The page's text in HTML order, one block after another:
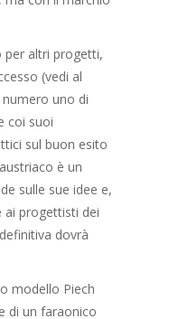
per altri progetti,
(vedi al
uno di
coi suoi
sul buon esito
è un
sulle sue idee e,
progettisti dei
dovrà
modello Piech
di un faraonico